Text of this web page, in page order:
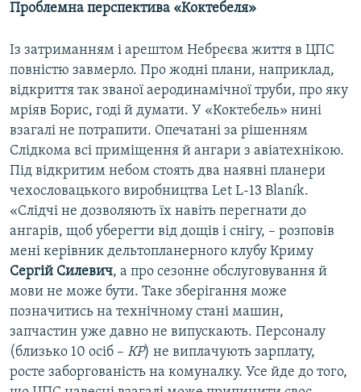
Проблемна перспектива «Коктебеля»
Із затриманням і арештом Небреєва життя в ЦПС
повністю завмерло. Про жодні плани, наприклад,
відкриття так званої аеродинамічної труби, про яку
мріяв Борис, годі й думати. У «Коктебель» нині
взагалі не потрапити. Опечатані за рішенням
Слідкома всі приміщення й ангари з авіатехнікою.
Під відкритим небом стоять два наявні планери
чехословацького виробництва Let L-13 Blaník.
«Слідчі не дозволяють їх навіть перегнати до
ангарів, щоб уберегти від дощів і снігу, – розповів
мені керівник дельтопланерного клубу Криму
Сергій Силевич, а про сезонне обслуговування й
мови не може бути. Таке зберігання може
позначитись на технічному стані машин,
запчастин уже давно не випускають. Персоналу
(близько 10 осіб – КР) не виплачують зарплату,
росте заборгованість на комуналку. Усе йде до того,